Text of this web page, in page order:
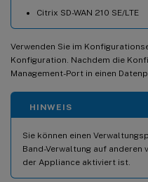
Citrix SD-WAN 210 SE/LTE
Verwenden Sie im
Konfiguration. Nachdem die
Management-Port in einen
HINWEIS
Sie können einen
Band-Verwaltung auf
der Appliance aktiviert ist.